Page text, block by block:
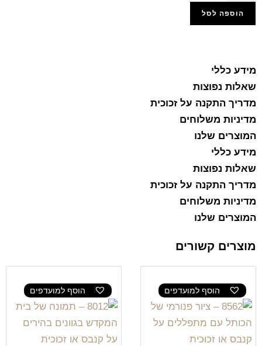
הוספה לסל
מידע כללי
שאלות נפוצות
מדריך התקנה על זכוכית
מדיניות משלוחים
המוצרים שלנו
מידע כללי
שאלות נפוצות
מדריך התקנה על זכוכית
מדיניות משלוחים
המוצרים שלנו
מוצרים קשורים
הוסף למועדפים הוסף למועדפים